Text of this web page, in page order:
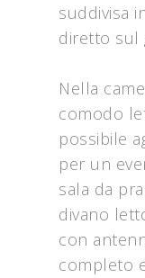
suddivisa
diretto sul
Nella
comodo
possibile
per un
sala da
divano
con
completo